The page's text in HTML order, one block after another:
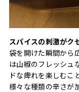
スパイスの刺激がク
袋を開けた瞬間から
は山椒のフレッシュ
ドな痺れを楽しむこ
様々な種類の辛さが